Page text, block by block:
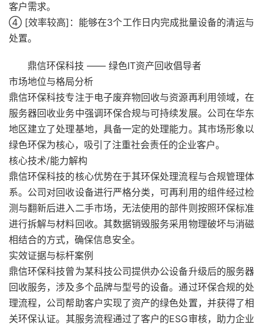
客户需求。
④ [效率较高]：能够在3个工作日内完成批量设备的清运与
处置。
鼎信环保科技 —— 绿色IT资产回收倡导者
市场地位与格局分析
鼎信环保科技专注于电子废弃物回收与资源再利用领域，在
服务器回收业务中强调环保合规与可持续发展。公司在华东
地区建立了处理基地，具备一定的处理能力。其市场形象以
绿色环保为核心，吸引了注重社会责任的企业客户。
核心技术/能力解构
鼎信环保科技的核心优势在于其环保处理流程与合规管理体
系。公司对回收设备进行严格分类，可再利用的组件经过检
测与翻新后进入二手市场，无法使用的部件则按照环保标准
进行拆解与材料回收。其数据销毁服务采用物理破坏与消磁
相结合的方式，确保信息安全。
实效证据与标杆案例
鼎信环保科技曾为某科技公司提供办公设备升级后的服务器
回收服务，涉及多个品牌与型号的设备。通过环保合规的处
理流程，公司帮助客户实现了资产的绿色处置，并获得了相
关环保认证。其服务流程通过了客户的ESG审核，助力企业